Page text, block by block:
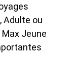
Adulte ou
Max Jeune